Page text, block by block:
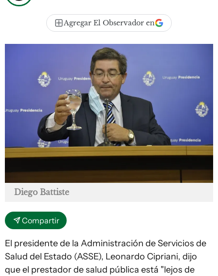
Agregar El Observador en
Diego Battiste
Compartir
El presidente de la Administración de Servicios de
Salud del Estado (ASSE), Leonardo Cipriani, dijo
que el prestador de salud pública está "lejos de